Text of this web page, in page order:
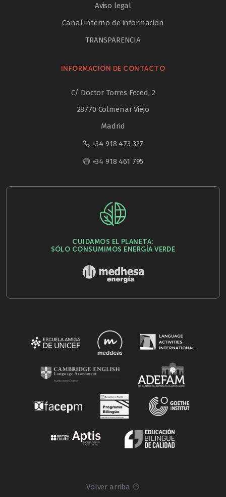
Aviso legal
Canal interno de información
TRANSPARENCIA
INFORMACIÓN DE CONTACTO
C/ Doctor Torres Feced, 2
28770 Colmenar Viejo
Madrid
+34 918 473 327
+34 918 461 795
CUIDAMOS EL PLANETA:
SÓLO CONSUMIMOS ENERGÍA VERDE
Volver arriba